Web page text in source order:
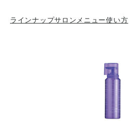
ラインナップサロンメニュー使い方